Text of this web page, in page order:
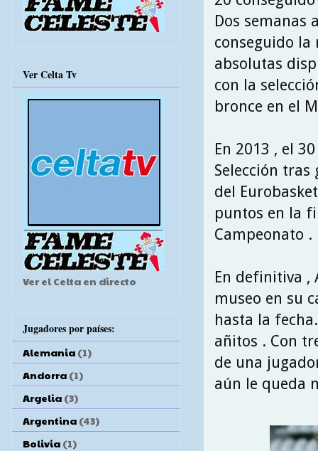
Dos semanas
conseguido la
absolutas
con la
bronce en el
En 2013 , el
Selección
del
puntos en la
Campeonato .
En definitiva ,
museo en su
hasta la
añitos . Con
de una
aún le queda
Ver Celta Tv
Ver el Celta en directo
Jugadores por países:
Alemania (1)
Andorra (1)
Argelia (3)
Argentina (43)
Bolivia (1)